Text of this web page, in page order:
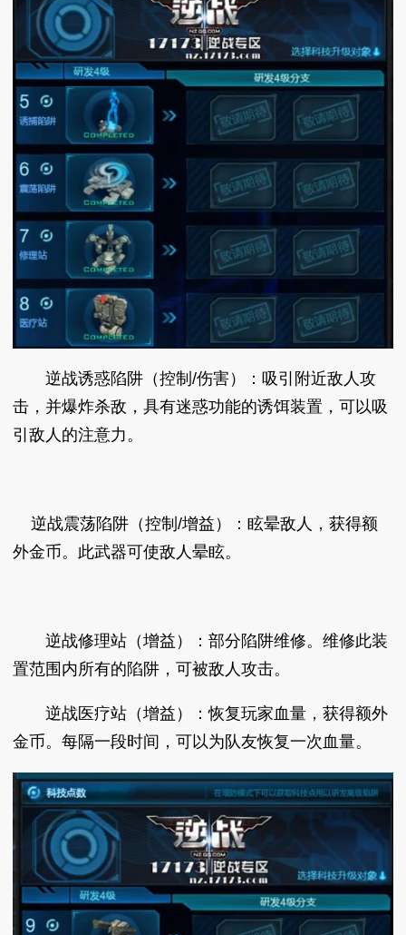
逆战诱惑陷阱（控制/伤害）：吸引附近敌人攻
击，并爆炸杀敌，具有迷惑功能的诱饵装置，可以吸
引敌人的注意力。
逆战震荡陷阱（控制/增益）：眩晕敌人，获得额
外金币。此武器可使敌人晕眩。
逆战修理站（增益）：部分陷阱维修。维修此装
置范围内所有的陷阱，可被敌人攻击。
逆战医疗站（增益）：恢复玩家血量，获得额外
金币。每隔一段时间，可以为队友恢复一次血量。